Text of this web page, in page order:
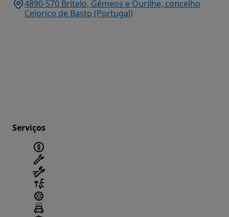
4890-570 Britelo, Gémeos e Ourilhe, concelho
Celorico de Basto (Portugal)
Serviços